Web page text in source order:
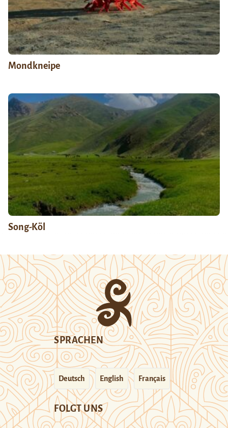
Mondkneipe
Song-Köl
SPRACHEN
Deutsch English Français
FOLGT UNS